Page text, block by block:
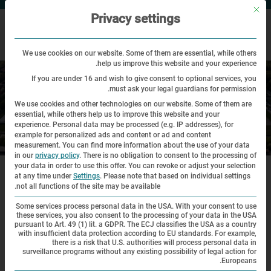
מקום היסטורי
דף הבית | מקום היסטורי | סיור וירטואלי בסביבה | אנדרטה לזכר צעדות
המוות
סיור וירטואלי בסביבה
Funktionalität ist identisch mit der des Buttons Accept essential cookies only.
Privacy settings
We use cookies on our website. Some of them are essential, while others
help us improve this website and your experience.
If you are under 16 and wish to give consent to optional services, you
must ask your legal guardians for permission.
We use cookies and other technologies on our website. Some of them are
essential, while others help us to improve this website and your
experience. Personal data may be processed (e.g. IP addresses), for
example for personalized ads and content or ad and content
measurement. You can find more information about the use of your data
in our privacy policy. There is no obligation to consent to the processing of
your data in order to use this offer. You can revoke or adjust your selection
at any time under Settings. Please note that based on individual settings
not all functions of the site may be available.
Some services process personal data in the USA. With your consent to use
these services, you also consent to the processing of your data in the USA
pursuant to Art. 49 (1) lit. a GDPR. The ECJ classifies the USA as a country
with insufficient data protection according to EU standards. For example,
there is a risk that U.S. authorities will process personal data in
surveillance programs without any existing possibility of legal action for
Europeans.